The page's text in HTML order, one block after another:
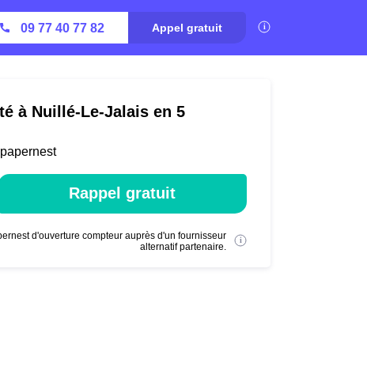
09 77 40 77 82 Appel gratuit
à Nuillé-Le-Jalais en 5
Rappel gratuit
d'ouverture compteur auprès d'un fournisseur
alternatif partenaire.